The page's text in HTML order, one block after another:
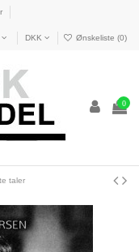
DKK Ønskeliste (0)
0
taler